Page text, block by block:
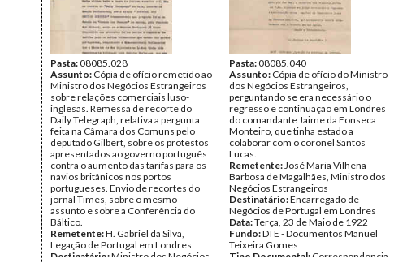
Pasta:08085.028
Assunto: Cópia de ofício remetido ao
Ministro dos Negócios Estrangeiros
sobre relações comerciais luso-
inglesas. Remessa de recorte do
Daily Telegraph, relativa a pergunta
feita na Câmara dos Comuns pelo
deputado Gilbert, sobre os protestos
apresentados ao governo português
contra o aumento das tarifas para os
navios britânicos nos portos
portugueses. Envio de recortes do
jornal Times, sobre o mesmo
assunto e sobre a Conferência do
Báltico.
Remetente:H. Gabriel da Silva,
Legação de Portugal em Londres
Destinatário:Ministro dos Negócios
Pasta:08085.040
Assunto: Cópia de ofício do Ministro
dos Negócios Estrangeiros,
perguntando se era necessário o
regresso e continuação em Londres
do comandante Jaime da Fonseca
Monteiro, que tinha estado a
colaborar com o coronel Santos
Lucas.
Remetente:José Maria Vilhena
Barbosa de Magalhães, Ministro dos
Negócios Estrangeiros
Destinatário:Encarregado de
Negócios de Portugal em Londres
Data:Terça, 23 de Maio de 1922
Fundo:DTE - Documentos Manuel
Teixeira Gomes
Tipo Documental: Correspondencia